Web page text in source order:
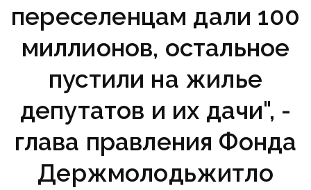
переселенцам дали 100
миллионов, остальное
пустили на жилье
депутатов и их дачи", -
глава правления Фонда
Держмолодьжитло